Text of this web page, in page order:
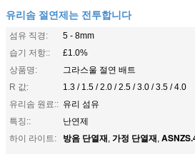
유리솜 절연제는 전투합니다
섬유 직경:
5 - 8mm
습기 저항::
£1.0%
상품명:
그라스울 절연 배트
R 값:
1.3 / 1.5 / 2.0 / 2.5 / 3.0 / 3.5 / 4.0
유리솜 원료:: 유리 섬유
특징::
난연제
하이 라이트:
방음 단열재, 가정 단열재,